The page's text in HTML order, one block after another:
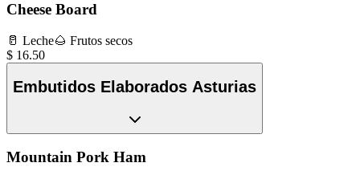
Cheese Board
🥛 Leche🌰 Frutos secos
$ 16.50
Embutidos Elaborados Asturias
Mountain Pork Ham